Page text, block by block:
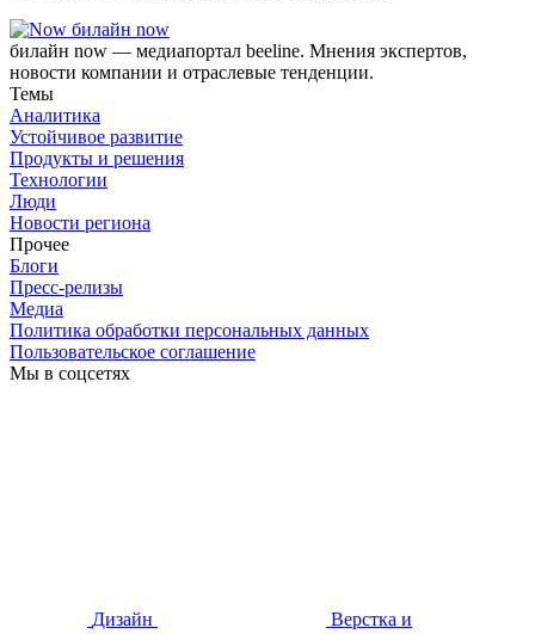
билайн now
билайн now — медиапортал beeline. Мнения экспертов,
новости компании и отраслевые тенденции.
Темы
Аналитика
Устойчивое развитие
Продукты и решения
Технологии
Люди
Новости региона
Прочее
Блоги
Пресс-релизы
Медиа
Политика обработки персональных данных
Пользовательское соглашение
Мы в соцсетях
Дизайн
Верстка и